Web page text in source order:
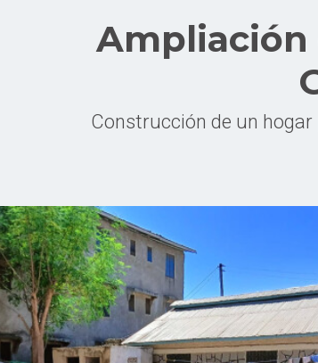
Ampliación
Construcción de un